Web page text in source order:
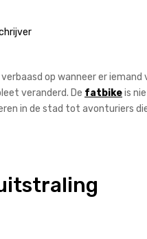
verbaasd op wanneer er
veranderd. De fatbikeis
in de stad tot avonturiers